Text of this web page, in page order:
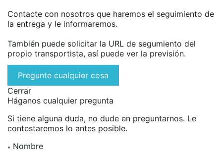
Contacte con nosotros que haremos el seguimiento de
la entrega y le informaremos.
También puede solicitar la URL de segumiento del
propio transportista, así puede ver la previsión.
Pregunte cualquier cosa
Cerrar
Háganos cualquier pregunta
Si tiene alguna duda, no dude en preguntarnos. Le
contestaremos lo antes posible.
* Nombre